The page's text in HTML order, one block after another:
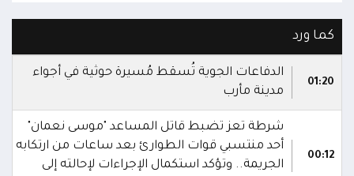
كما ورد
01:20
الدفاعات الجوية تُسقط مُسيرة حوثية في أجواء
مدينة مأرب
00:12
شرطة تعز تضبط قاتل المساعد "موسى نعمان"
أحد منتسبي قوات الطوارئ بعد ساعات من ارتكابه
الجريمة.. وتؤكد استكمال الإجراءات لإحالته إلى